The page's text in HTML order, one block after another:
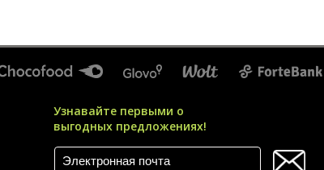
Узнавайте первыми о
выгодных предложениях!